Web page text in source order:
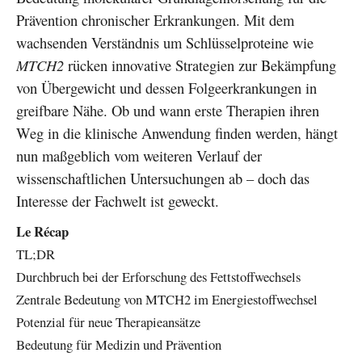
Prävention chronischer Erkrankungen. Mit dem
wachsenden Verständnis um Schlüsselproteine wie
MTCH2 rücken innovative Strategien zur Bekämpfung
von Übergewicht und dessen Folgeerkrankungen in
greifbare Nähe. Ob und wann erste Therapien ihren
Weg in die klinische Anwendung finden werden, hängt
nun maßgeblich vom weiteren Verlauf der
wissenschaftlichen Untersuchungen ab – doch das
Interesse der Fachwelt ist geweckt.
Le Récap
TL;DR
Durchbruch bei der Erforschung des Fettstoffwechsels
Zentrale Bedeutung von MTCH2 im Energiestoffwechsel
Potenzial für neue Therapieansätze
Bedeutung für Medizin und Prävention